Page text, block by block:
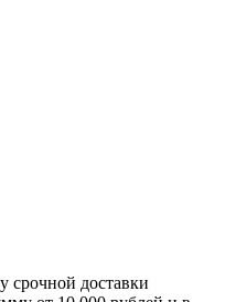
срочной доставки